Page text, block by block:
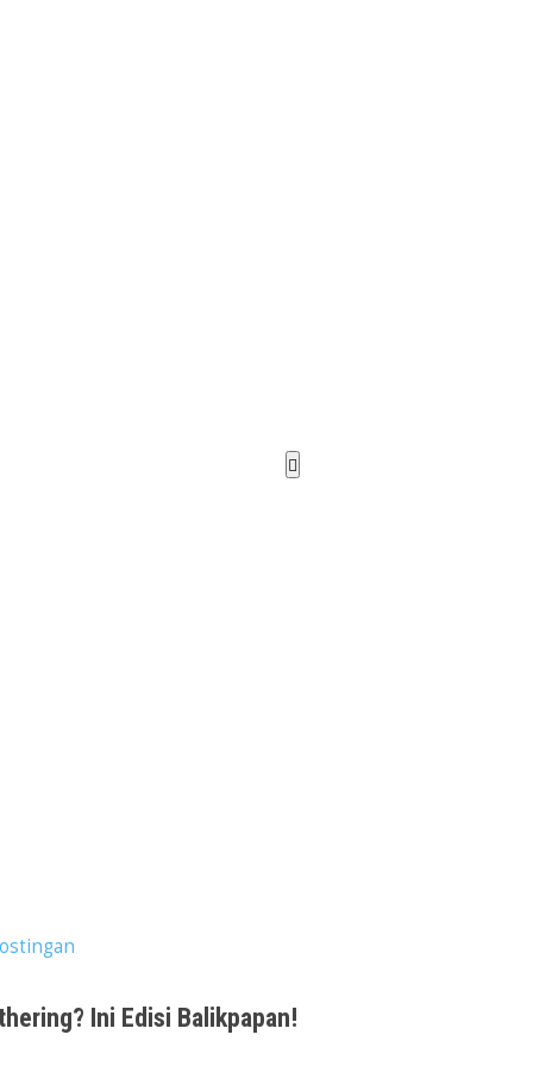
Ini Edisi Balikpapan!